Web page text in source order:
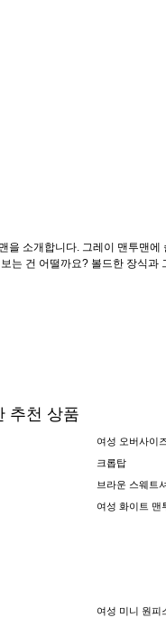
을 소개합니다. 그레이 맨투맨
는 건 어떨까요? 볼드한 장식과
추천 상품
여성 오버사이
크롭탑
브라운 스웨트
여성 화이트 맨
여성 미니 원피